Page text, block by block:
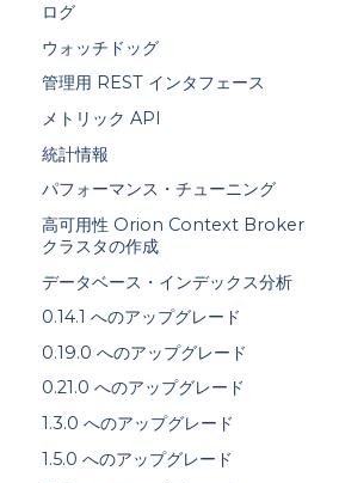
ログ
ウォッチドッグ
管理用 REST インタフェース
メトリック API
統計情報
パフォーマンス・チューニング
高可用性 Orion Context Broker
クラスタの作成
データベース・インデックス分析
0.14.1 へのアップグレード
0.19.0 へのアップグレード
0.21.0 へのアップグレード
1.3.0 へのアップグレード
1.5.0 へのアップグレード